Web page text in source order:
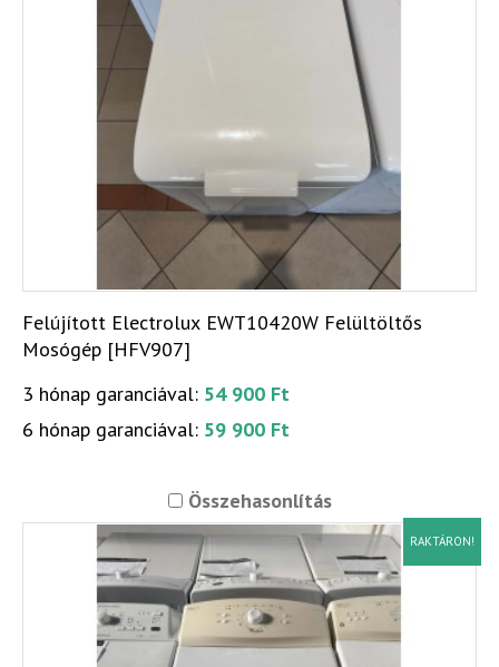
Felújított Electrolux EWT10420W Felültöltős
Mosógép [HFV907]
3 hónap garanciával: 54 900 Ft
6 hónap garanciával: 59 900 Ft
Összehasonlítás
RAKTÁRON!